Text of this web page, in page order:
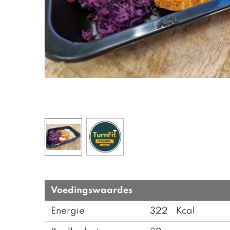
Voedingswaardes
Energie 322 Kcal